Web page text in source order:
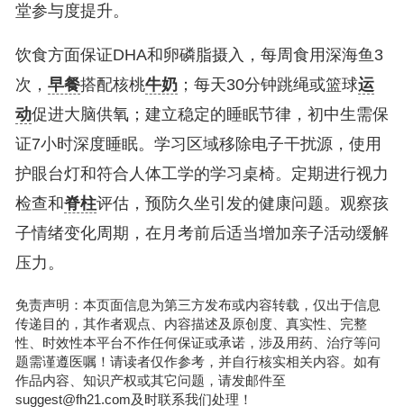
堂参与度提升。
饮食方面保证DHA和卵磷脂摄入，每周食用深海鱼3
次， 早餐搭配核桃牛奶；每天30分钟跳绳或篮球运
动促进大脑供氧；建立稳定的睡眠节律，初中生需保
证7小时深度睡眠。学习区域移除电子干扰源，使用
护眼台灯和符合人体工学的学习桌椅。定期进行视力
检查和脊柱评估，预防久坐引发的健康问题。观察孩
子情绪变化周期，在月考前后适当增加亲子活动缓解
压力。
免责声明：本页面信息为第三方发布或内容转载，仅出于信息
传递目的，其作者观点、内容描述及原创度、真实性、完整
性、时效性本平台不作任何保证或承诺，涉及用药、治疗等问
题需谨遵医嘱！请读者仅作参考，并自行核实相关内容。如有
作品内容、知识产权或其它问题，请发邮件至
suggest@fh21.com及时联系我们处理！